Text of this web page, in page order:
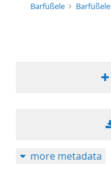
Barfüßele
Barfüßele
more metadata